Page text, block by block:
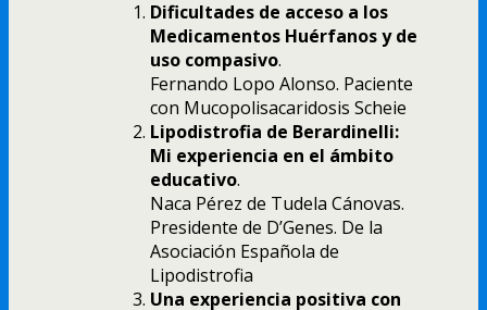
Dificultades de acceso a los
Medicamentos Huérfanos y de
uso compasivo.
Fernando Lopo Alonso. Paciente
con Mucopolisacaridosis Scheie
Lipodistrofia de Berardinelli:
Mi experiencia en el ámbito
educativo.
Naca Pérez de Tudela Cánovas.
Presidente de D’Genes. De la
Asociación Española de
Lipodistrofia
Una experiencia positiva con